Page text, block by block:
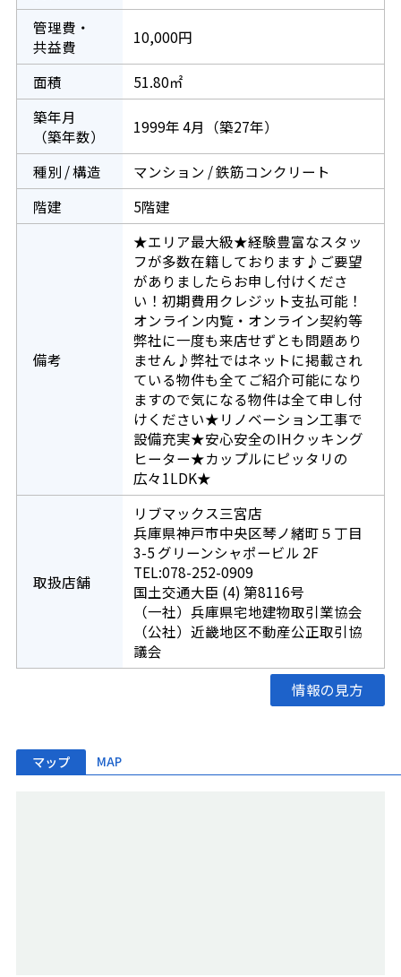
管理費・
共益費
10,000円
面積
51.80㎡
築年月
（築年数）
1999年 4月（築27年）
種別 / 構造
マンション / 鉄筋コンクリート
階建
5階建
備考
★エリア最大級★経験豊富なスタッ
フが多数在籍しております♪ご要望
がありましたらお申し付けくださ
い！初期費用クレジット支払可能！
オンライン内覧・オンライン契約等
弊社に一度も来店せずとも問題あり
ません♪弊社ではネットに掲載され
ている物件も全てご紹介可能になり
ますので気になる物件は全て申し付
けください★リノベーション工事で
設備充実★安心安全のIHクッキング
ヒーター★カップルにピッタリの
広々1LDK★
取扱店舗
リブマックス三宮店
兵庫県神戸市中央区琴ノ緒町５丁目
3-5 グリーンシャポービル 2F
TEL:078-252-0909
国土交通大臣 (4) 第8116号
（一社）兵庫県宅地建物取引業協会
（公社）近畿地区不動産公正取引協
議会
情報の見方
マップ MAP